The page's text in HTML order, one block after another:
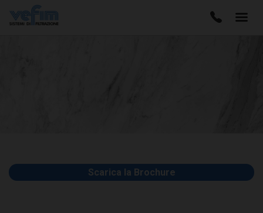
Scarica la Brochure